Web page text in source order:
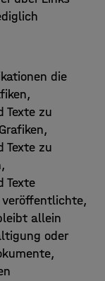
die
Texte zu
Texte zu
Texte
allein
oder